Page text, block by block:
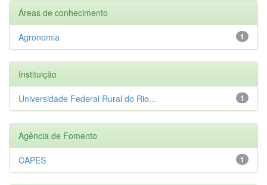
Áreas de conhecimento
1
Agronomia
Instituição
1
Universidade Federal Rural do Rio...
Agência de Fomento
1
CAPES